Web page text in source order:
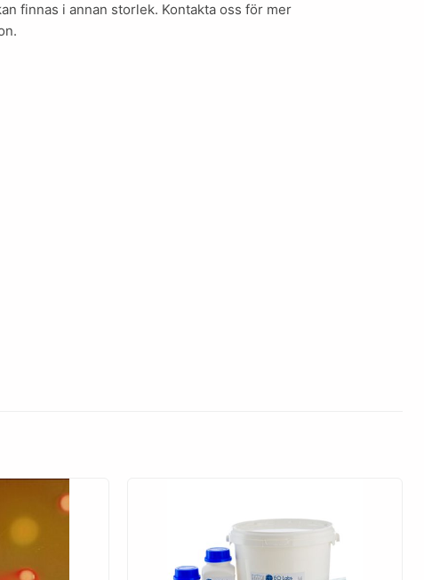
finnas i annan storlek. Kontakta oss för mer